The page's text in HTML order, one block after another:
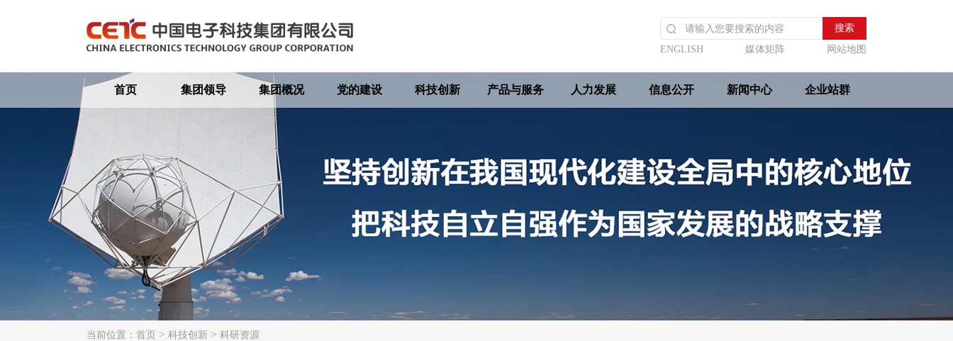
ENGLISH 媒体矩阵 网站地图
首页 集团领导 集团概况 党的建设 科技创新 产品与服务 人力发展 信息公开 新闻中心 企业站群
当前位置： 首页 > 科技创新 > 科研资源